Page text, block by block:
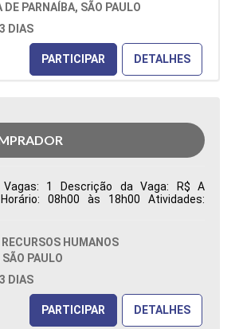
DE PARNAÍBA, SÃO PAULO
DIAS
PARTICIPAR DETALHES
Vagas: 1 Descrição da Vaga: R$ A
08h00 às 18h00 Atividades:
e de manutenção. Atua na análise de
compras, realização de cotações,
prazos e condições comerciais,
desenvolvimento e homologação
visando qualidade, competitividade e
Emite e acompanha pedidos de
prazos de entrega, resolve
à entrega, qualidade e
RECURSOS HUMANOS
SÃO PAULO
DIAS
PARTICIPAR DETALHES